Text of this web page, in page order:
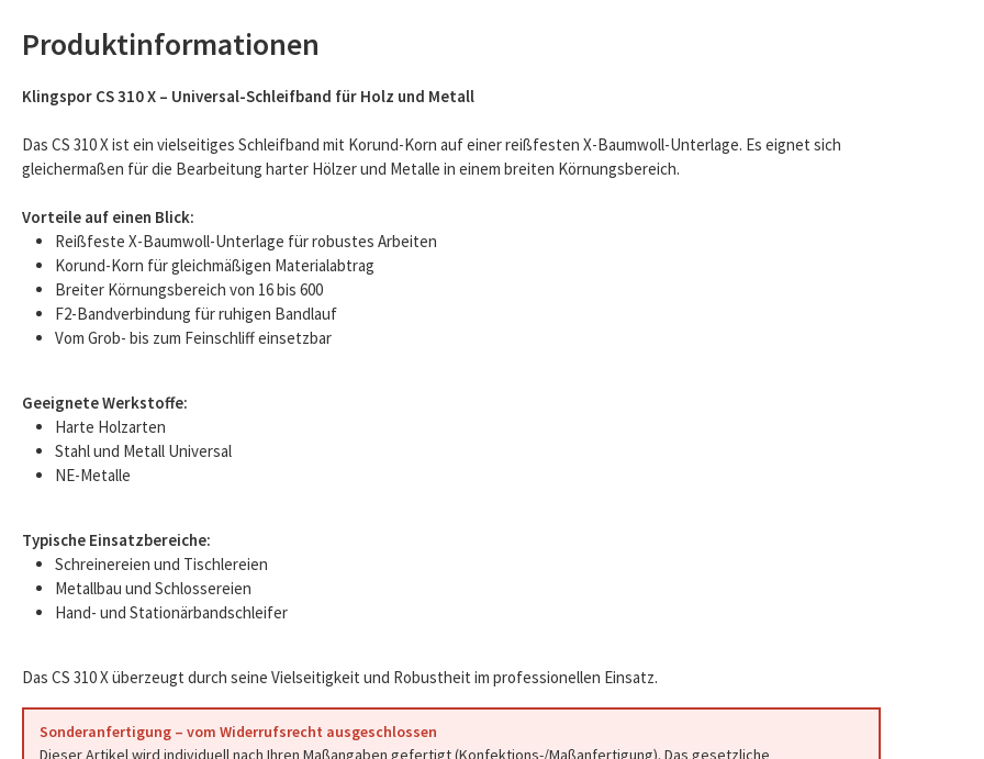
Produktinformationen
Klingspor CS 310 X – Universal-Schleifband für Holz und Metall
Das CS 310 X ist ein vielseitiges Schleifband mit Korund-Korn auf einer reißfesten X-Baumwoll-Unterlage. Es eignet sich
gleichermaßen für die Bearbeitung harter Hölzer und Metalle in einem breiten Körnungsbereich.
Vorteile auf einen Blick:
Reißfeste X-Baumwoll-Unterlage für robustes Arbeiten
Korund-Korn für gleichmäßigen Materialabtrag
Breiter Körnungsbereich von 16 bis 600
F2-Bandverbindung für ruhigen Bandlauf
Vom Grob- bis zum Feinschliff einsetzbar
Geeignete Werkstoffe:
Harte Holzarten
Stahl und Metall Universal
NE-Metalle
Typische Einsatzbereiche:
Schreinereien und Tischlereien
Metallbau und Schlossereien
Hand- und Stationärbandschleifer
Das CS 310 X überzeugt durch seine Vielseitigkeit und Robustheit im professionellen Einsatz.
Sonderanfertigung – vom Widerrufsrecht ausgeschlossen
Dieser Artikel wird individuell nach Ihren Maßangaben gefertigt (Konfektions-/Maßanfertigung). Das gesetzliche